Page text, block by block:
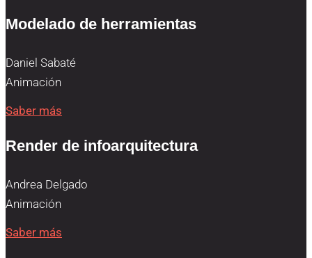
Modelado de herramientas
Daniel Sabaté
Animación
Saber más
Render de infoarquitectura
Andrea Delgado
Animación
Saber más